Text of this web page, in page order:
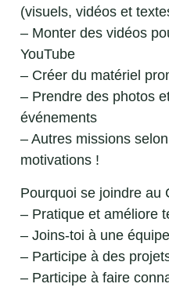
(visuels, vidéos et
– Monter des vidéos
YouTube
– Créer du matériel
– Prendre des photos
événements
– Autres missions
motivations !
Pourquoi se joindre au
– Pratique et améliore
– Joins-toi à une
– Participe à des
– Participe à faire